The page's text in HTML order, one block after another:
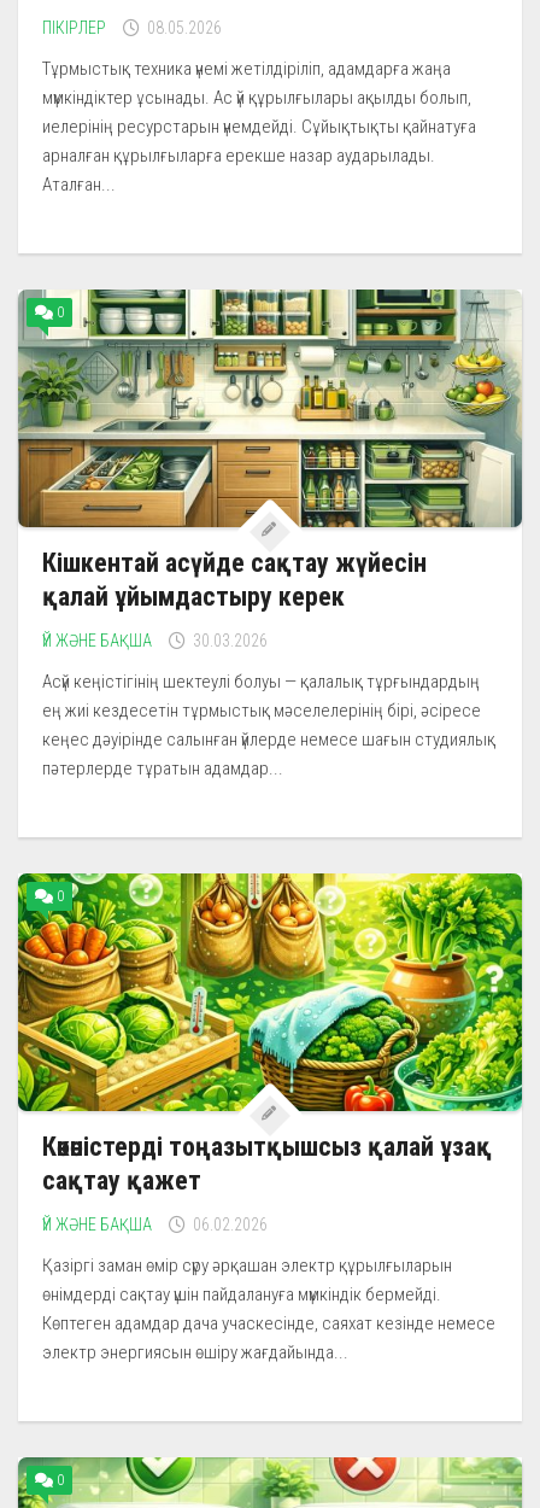
ПІКІРЛЕР 08.05.2026
Тұрмыстық техника үнемі жетілдіріліп, адамдарға жаңа
мүмкіндіктер ұсынады. Ас үй құрылғылары ақылды болып,
иелерінің ресурстарын үнемдейді. Сұйықтықты қайнатуға
арналған құрылғыларға ерекше назар аударылады.
Аталған...
0
Кішкентай асүйде сақтау жүйесін
қалай ұйымдастыру керек
ҮЙ ЖӘНЕ БАҚША 30.03.2026
Асүй кеңістігінің шектеулі болуы — қалалық тұрғындардың
ең жиі кездесетін тұрмыстық мәселелерінің бірі, әсіресе
кеңес дәуірінде салынған үйлерде немесе шағын студиялық
пәтерлерде тұратын адамдар...
0
Көкөністерді тоңазытқышсыз қалай ұзақ
сақтау қажет
ҮЙ ЖӘНЕ БАҚША 06.02.2026
Қазіргі заман өмір сүру әрқашан электр құрылғыларын
өнімдерді сақтау үшін пайдалануға мүмкіндік бермейді.
Көптеген адамдар дача учаскесінде, саяхат кезінде немесе
электр энергиясын өшіру жағдайында...
0